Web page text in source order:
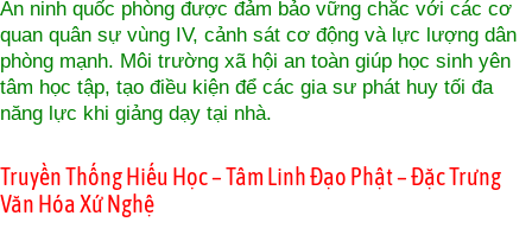
An ninh quốc phòng được đảm bảo vững chắc với các cơ
quan quân sự vùng IV, cảnh sát cơ động và lực lượng dân
phòng mạnh. Môi trường xã hội an toàn giúp học sinh yên
tâm học tập, tạo điều kiện để các gia sư phát huy tối đa
năng lực khi giảng dạy tại nhà.
Truyền Thống Hiếu Học – Tâm Linh Đạo Phật – Đặc Trưng
Văn Hóa Xứ Nghệ